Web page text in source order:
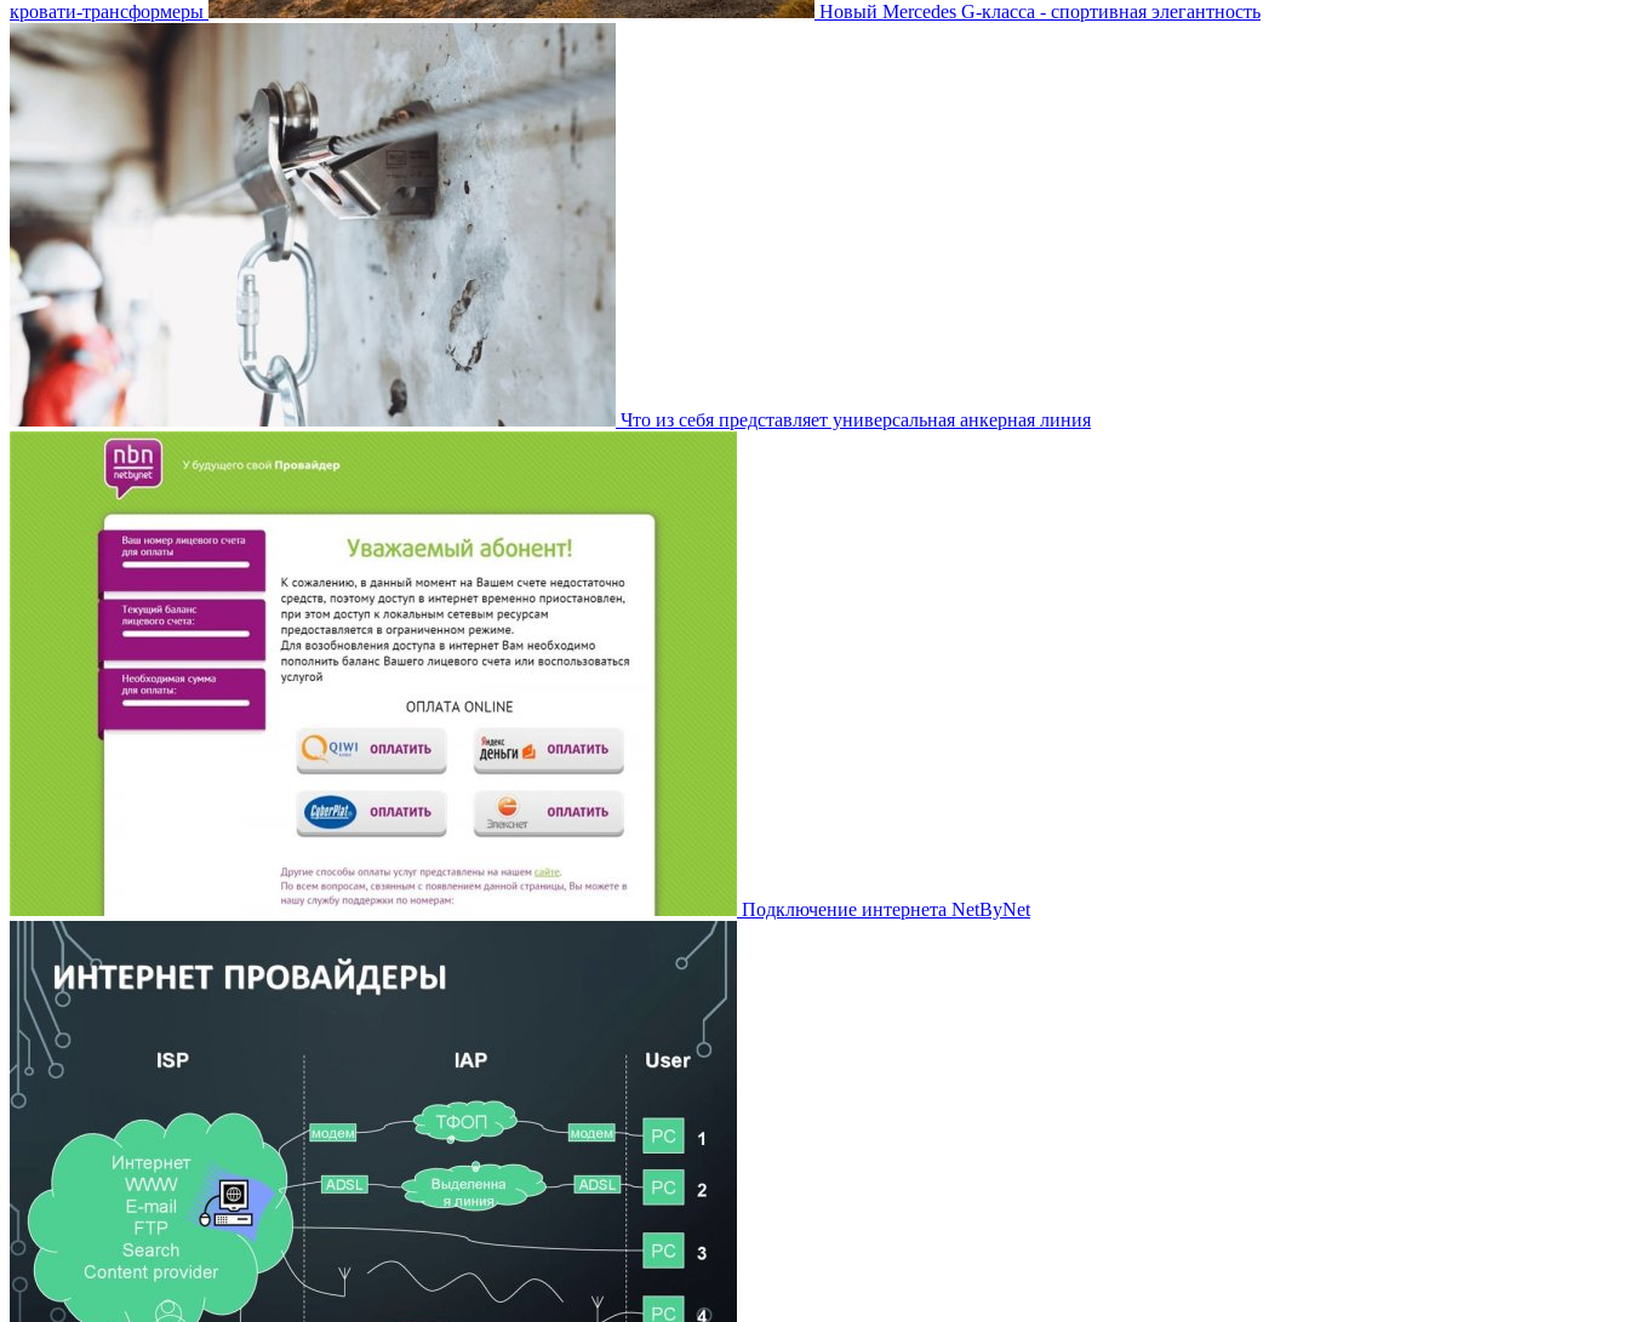
кровати-трансформеры Новый Mercedes G-класса - спортивная элегантность
Что из себя представляет универсальная анкерная линия
Подключение интернета NetByNet